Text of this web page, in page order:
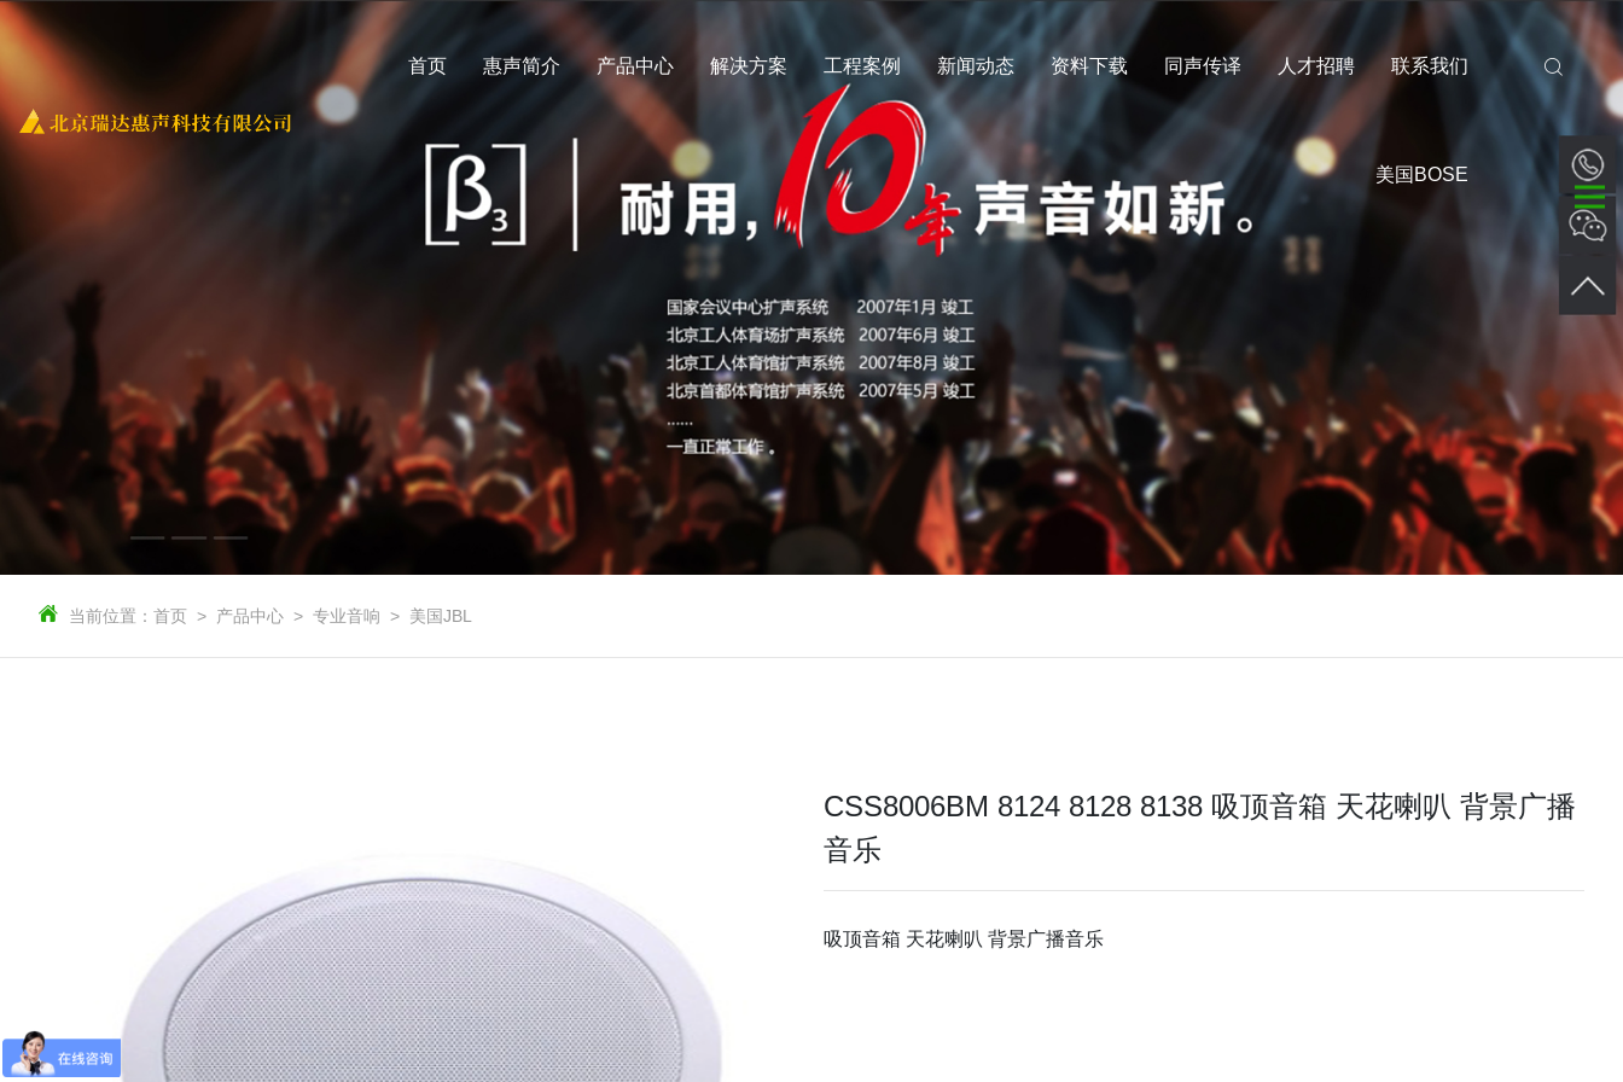
首页 惠声简介 产品中心 解决方案 工程案例 新闻动态 资料下载 同声传译 人才招聘 联系我们
美国BOSE
当前位置： 首页 产品中心 专业音响 美国JBL
CSS8006BM 8124 8128 8138 吸顶音箱 天花喇叭 背景广播
音乐
吸顶音箱 天花喇叭 背景广播音乐